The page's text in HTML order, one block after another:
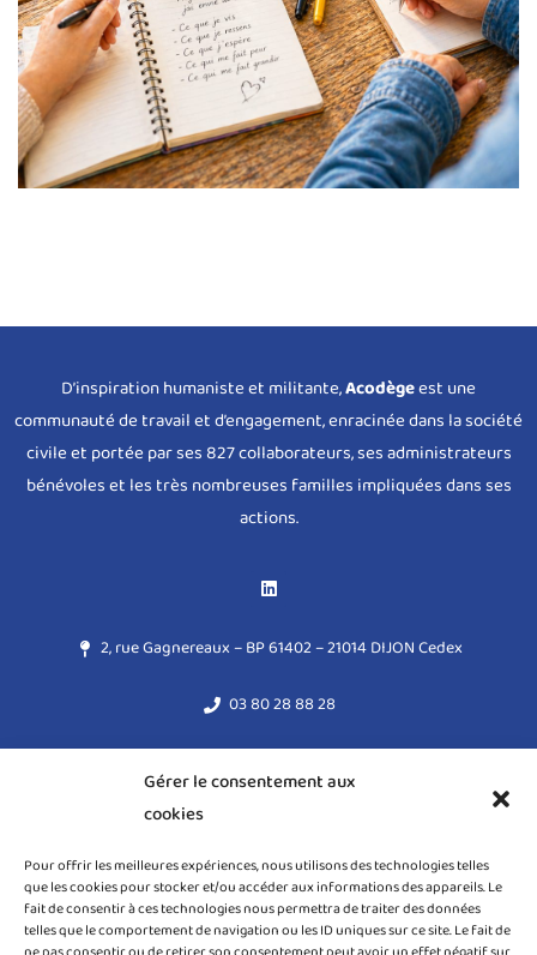
Gérer le consentement aux
cookies
Pour offrir les meilleures expériences, nous utilisons des technologies telles
que les cookies pour stocker et/ou accéder aux informations des appareils. Le
fait de consentir à ces technologies nous permettra de traiter des données
telles que le comportement de navigation ou les ID uniques sur ce site. Le fait de
D’inspiration humaniste et militante,Acodègeest une
communauté de travail et d’engagement, enracinée dans la société
civile et portée par ses 827 collaborateurs, ses administrateurs
bénévoles et les très nombreuses familles impliquées dans ses
actions.
2, rue Gagnereaux – BP 61402 – 21014 DIJON Cedex
03 80 28 88 28
Règlement général sur la protection des données (RGPD)
Politique de cookies (UE)